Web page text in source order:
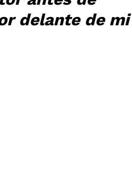
delante de mi